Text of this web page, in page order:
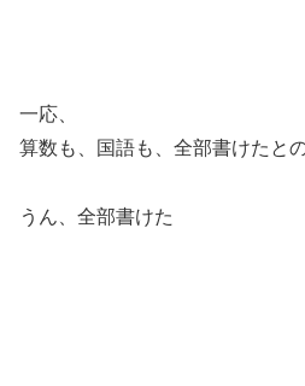
一応、
算数も、国語も、全部書けたと
うん、全部書けた